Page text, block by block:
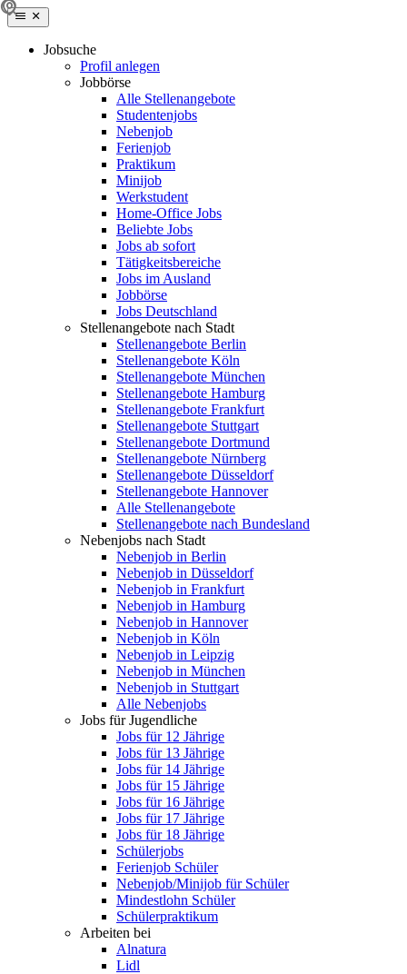
Jobsuche
Profil anlegen
Jobbörse
Alle Stellenangebote
Studentenjobs
Nebenjob
Ferienjob
Praktikum
Minijob
Werkstudent
Home-Office Jobs
Beliebte Jobs
Jobs ab sofort
Tätigkeitsbereiche
Jobs im Ausland
Jobbörse
Jobs Deutschland
Stellenangebote nach Stadt
Stellenangebote Berlin
Stellenangebote Köln
Stellenangebote München
Stellenangebote Hamburg
Stellenangebote Frankfurt
Stellenangebote Stuttgart
Stellenangebote Dortmund
Stellenangebote Nürnberg
Stellenangebote Düsseldorf
Stellenangebote Hannover
Alle Stellenangebote
Stellenangebote nach Bundesland
Nebenjobs nach Stadt
Nebenjob in Berlin
Nebenjob in Düsseldorf
Nebenjob in Frankfurt
Nebenjob in Hamburg
Nebenjob in Hannover
Nebenjob in Köln
Nebenjob in Leipzig
Nebenjob in München
Nebenjob in Stuttgart
Alle Nebenjobs
Jobs für Jugendliche
Jobs für 12 Jährige
Jobs für 13 Jährige
Jobs für 14 Jährige
Jobs für 15 Jährige
Jobs für 16 Jährige
Jobs für 17 Jährige
Jobs für 18 Jährige
Schülerjobs
Ferienjob Schüler
Nebenjob/Minijob für Schüler
Mindestlohn Schüler
Schülerpraktikum
Arbeiten bei
Alnatura
Lidl